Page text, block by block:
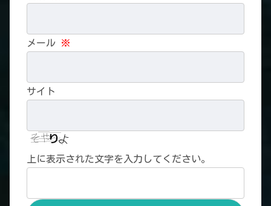
メール ※
サイト
上に表示された文字を入力してください。